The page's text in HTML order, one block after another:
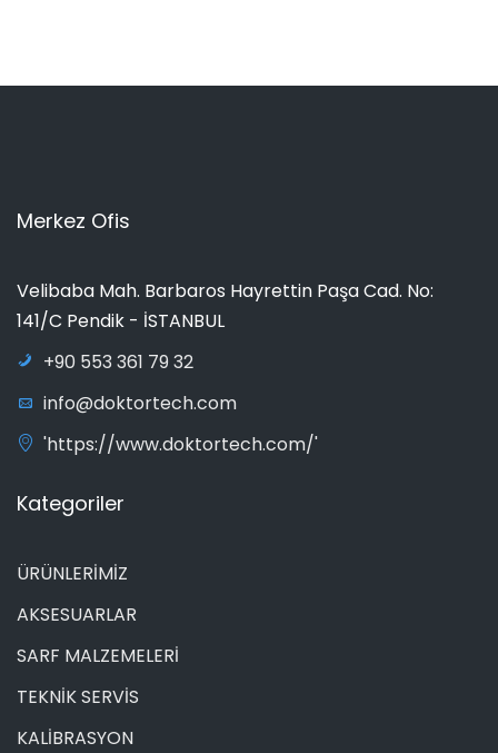
Merkez Ofis
Velibaba Mah. Barbaros Hayrettin Paşa Cad. No:
141/C Pendik - İSTANBUL
+90 553 361 79 32
info@doktortech.com
'https://www.doktortech.com/'
Kategoriler
ÜRÜNLERİMİZ
AKSESUARLAR
SARF MALZEMELERİ
TEKNİK SERVİS
KALİBRASYON